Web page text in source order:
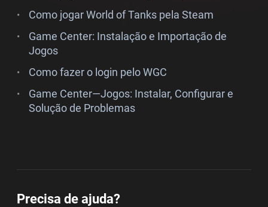
Como jogar World of Tanks pela Steam
Game Center: Instalação e Importação de
Jogos
Como fazer o login pelo WGC
Game Center—Jogos: Instalar, Configurar e
Solução de Problemas
Precisa de ajuda?